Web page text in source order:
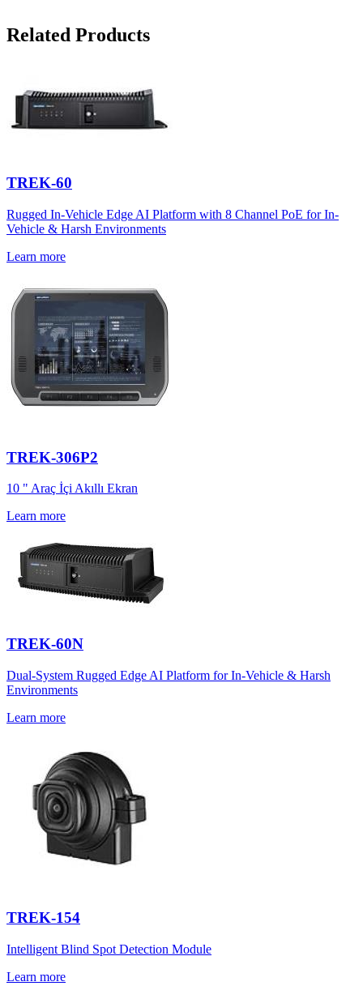
Related Products
TREK-60
Rugged In-Vehicle Edge AI Platform with 8 Channel PoE for In-
Vehicle & Harsh Environments
Learn more
TREK-306P2
10 " Araç İçi Akıllı Ekran
Learn more
TREK-60N
Dual-System Rugged Edge AI Platform for In-Vehicle & Harsh
Environments
Learn more
TREK-154
Intelligent Blind Spot Detection Module
Learn more